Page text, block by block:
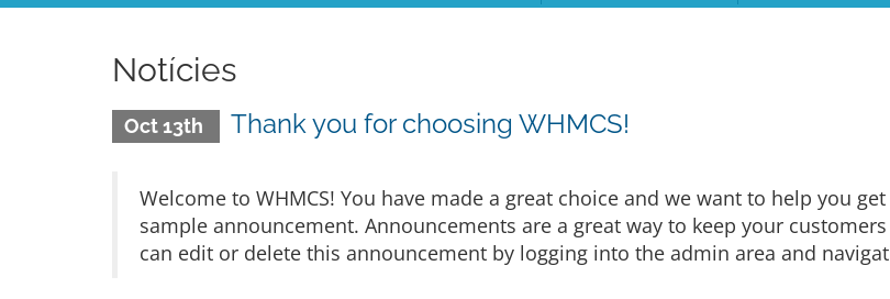
Notícies
Oct 13th Thank you for choosing WHMCS!
Welcome to WHMCS! You have made a great choice and we want to help you
sample announcement. Announcements are a great way to keep your
can edit or delete this announcement by logging into the admin area and